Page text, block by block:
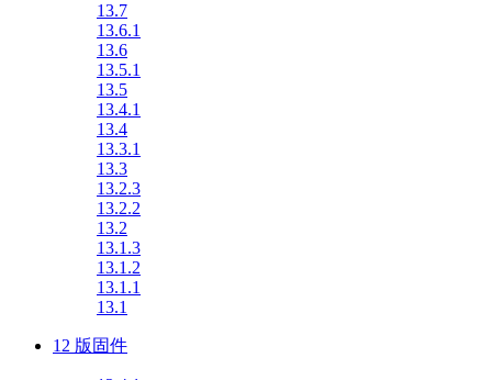
13.7
13.6.1
13.6
13.5.1
13.5
13.4.1
13.4
13.3.1
13.3
13.2.3
13.2.2
13.2
13.1.3
13.1.2
13.1.1
13.1
12 版固件